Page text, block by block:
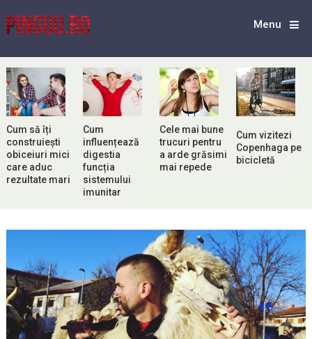
Menu
Cum să îți
construiești
obiceiuri mici
care aduc
rezultate mari
Cum
influențează
digestia
funcția
sistemului
imunitar
Cele mai bune
trucuri pentru
a arde grăsimi
mai repede
Cum vizitezi
Copenhaga pe
bicicletă